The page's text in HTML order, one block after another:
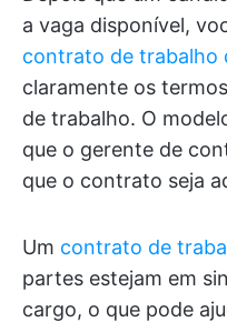
a vaga disponível,
contrato de trabalho
claramente os
de trabalho. O
que o gerente de
que o contrato seja
Um contrato de
partes estejam em
cargo, o que pode